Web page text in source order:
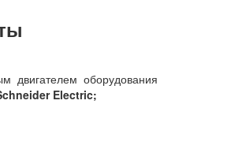
двигателем оборудования
Electric;